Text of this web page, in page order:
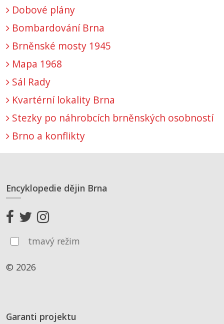
Dobové plány
Bombardování Brna
Brněnské mosty 1945
Mapa 1968
Sál Rady
Kvartérní lokality Brna
Stezky po náhrobcích brněnských osobností
Brno a konflikty
Encyklopedie dějin Brna
tmavý režim
© 2026
Garanti projektu